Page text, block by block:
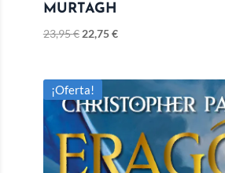
MURTAGH
23,95€ 22,75€
¡Oferta!